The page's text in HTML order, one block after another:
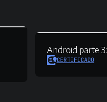
Android parte 3:
CERTIFICADO